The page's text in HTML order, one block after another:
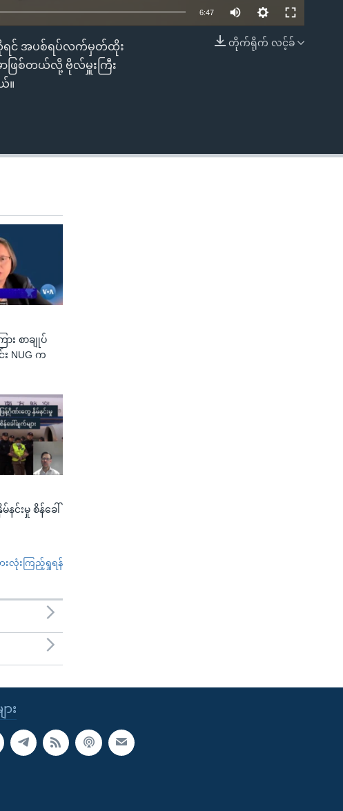
EMBED
6:47
တိုက်ရိုက် လင့်ခ်
ရင် အပစ်ရပ်လက်မှတ်ထိုး
ဖြစ်တယ်လို့ ဗိုလ်မှူးကြီး
။
ား စာချုပ်
း NUG က
င်းမှု စိန်ခေါ်
းလုံးကြည့်ရှုရန်
း